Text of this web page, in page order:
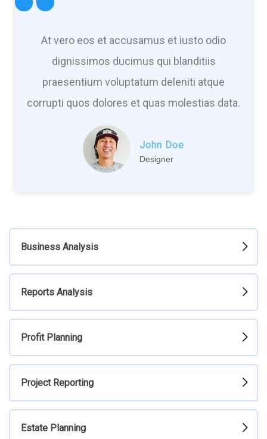
At vero eos et accusamus et iusto odio
dignissimos ducimus qui blanditiis
praesentium voluptatum deleniti atque
corrupti quos dolores et quas molestias data.
John Doe
Designer
Business Analysis
Reports Analysis
Profit Planning
Project Reporting
Estate Planning